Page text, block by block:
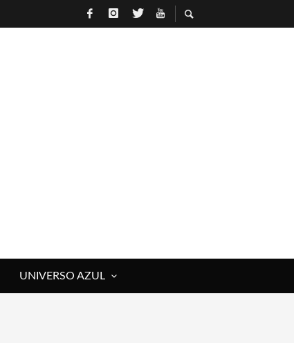
UNIVERSO AZUL